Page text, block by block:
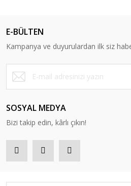
E-BÜLTEN
Kampanya ve duyurulardan ilk siz
SOSYAL MEDYA
Bizi takip edin, kârlı çıkın!